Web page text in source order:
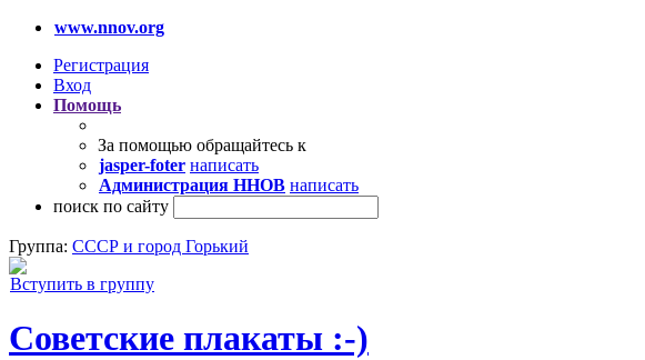
www.nnov.org
Регистрация
Вход
Помощь
За помощью обращайтесь к
jasper-foter написать
Администрация ННОВ написать
поиск по сайту
Группа: СССР и город Горький
Вступить в группу
Советские плакаты :-)